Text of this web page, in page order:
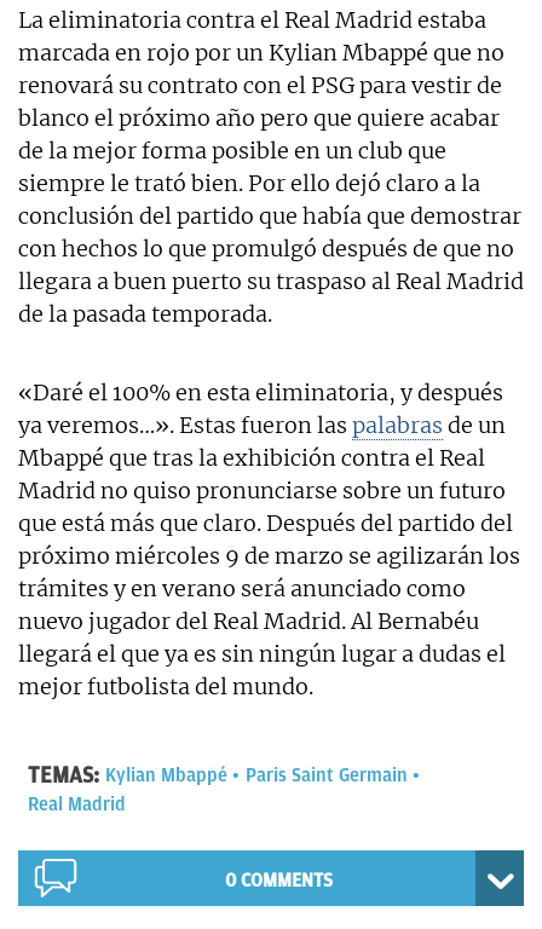
La eliminatoria contra el Real Madrid estaba
marcada en rojo por un Kylian Mbappé que no
renovará su contrato con el PSG para vestir de
blanco el próximo año pero que quiere acabar
de la mejor forma posible en un club que
siempre le trató bien. Por ello dejó claro a la
conclusión del partido que había que demostrar
con hechos lo que promulgó después de que no
llegara a buen puerto su traspaso al Real Madrid
de la pasada temporada.
«Daré el 100% en esta eliminatoria, y después
ya veremos…». Estas fueron las palabras de un
Mbappé que tras la exhibición contra el Real
Madrid no quiso pronunciarse sobre un futuro
que está más que claro. Después del partido del
próximo miércoles 9 de marzo se agilizarán los
trámites y en verano será anunciado como
nuevo jugador del Real Madrid. Al Bernabéu
llegará el que ya es sin ningún lugar a dudas el
mejor futbolista del mundo.
TEMAS: Kylian Mbappé
Paris Saint Germain
Real Madrid
0 COMMENTS